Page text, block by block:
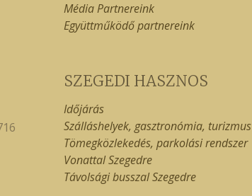
Média Partnereink
Együttműködő partnereink
SZEGEDI HASZNOS
Időjárás
Szálláshelyek, gasztronómia, turizmus
Tömegközlekedés, parkolási rendszer
Vonattal Szegedre
Távolsági busszal Szegedre